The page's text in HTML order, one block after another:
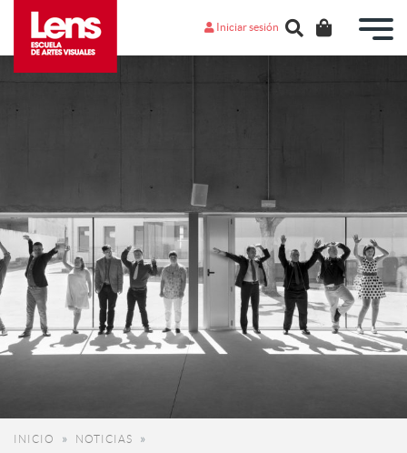
Iniciar sesión
INICIO NOTICIAS